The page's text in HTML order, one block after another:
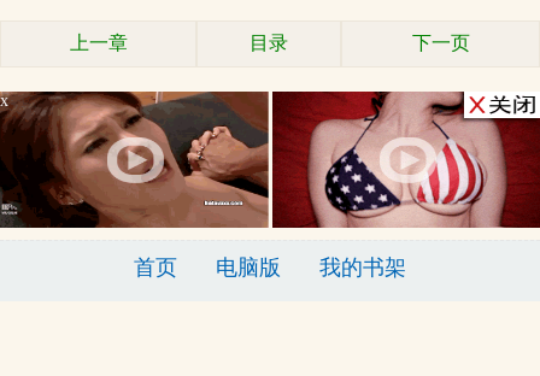
上一章 目录 下一页
x
首页 电脑版 我的书架